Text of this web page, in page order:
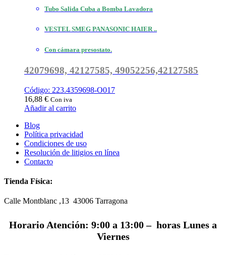
Tubo Salida Cuba a Bomba Lavadora
VESTEL SMEG PANASONIC HAIER ..
Con cámara presostato.
42079698, 42127585, 49052256,42127585
Código: 223.4359698-O017
16,88 € Con iva
Añadir al carrito
Blog
Política privacidad
Condiciones de uso
Resolución de litigios en línea
Contacto
Tienda Física:
Calle Montblanc ,13 43006 Tarragona
Horario Atención: 9:00 a 13:00 – horas Lunes a
Viernes